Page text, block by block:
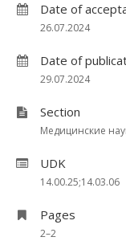
Date of
26.07.2024
Date of
29.07.2024
Section
Медицинские
UDK
14.00.25;14.03.06
Pages
2–2